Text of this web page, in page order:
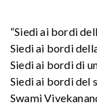
“Siedi ai bordi
Siedi ai bordi
Siedi ai bordi di
Siedi ai bordi del
Swami